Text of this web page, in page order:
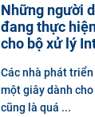
Những người
đang thực
cho bộ xử lý
Các nhà phát
một giây dành
cũng là quá ...